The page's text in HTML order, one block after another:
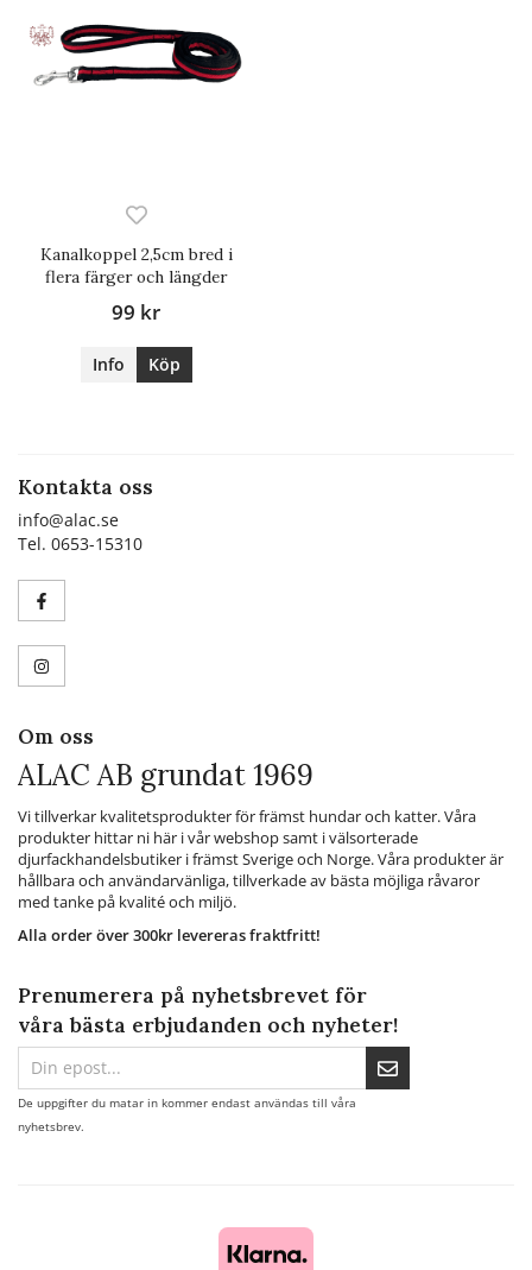
Kanalkoppel 2,5cm bred i
flera färger och längder
99 kr
Info Köp
Kontakta oss
info@alac.se
Tel. 0653-15310
Om oss
ALAC AB grundat 1969
Vi tillverkar kvalitetsprodukter för främst hundar och katter. Våra
produkter hittar ni här i vår webshop samt i välsorterade
djurfackhandelsbutiker i främst Sverige och Norge. Våra produkter är
hållbara och användarvänliga, tillverkade av bästa möjliga råvaror
med tanke på kvalité och miljö.
Alla order över 300kr levereras fraktfritt!
Prenumerera på nyhetsbrevet för
våra bästa erbjudanden och nyheter!
De uppgifter du matar in kommer endast användas till våra
nyhetsbrev.